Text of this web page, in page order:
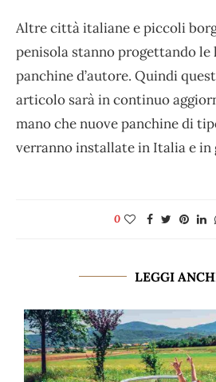
Altre città italiane e piccoli
penisola stanno progettando
panchine d’autore. Quindi
articolo sarà in continuo
mano che nuove panchine di
verranno installate in Italia e in
0
LEGGI